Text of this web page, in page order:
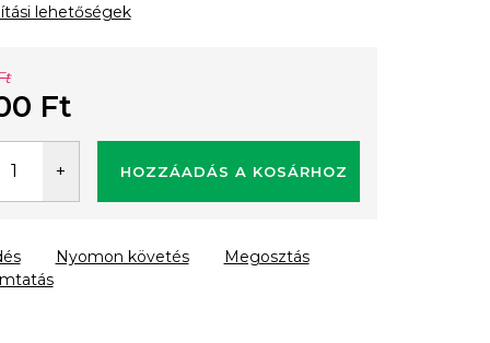
lehetőségek
Ft
HOZZÁADÁS A KOSÁRHOZ
Nyomon követés Megosztás